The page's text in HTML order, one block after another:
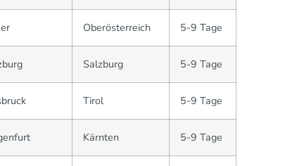
Oberösterreich 5-9 Tage
Salzburg 5-9 Tage
Tirol 5-9 Tage
Kärnten 5-9 Tage